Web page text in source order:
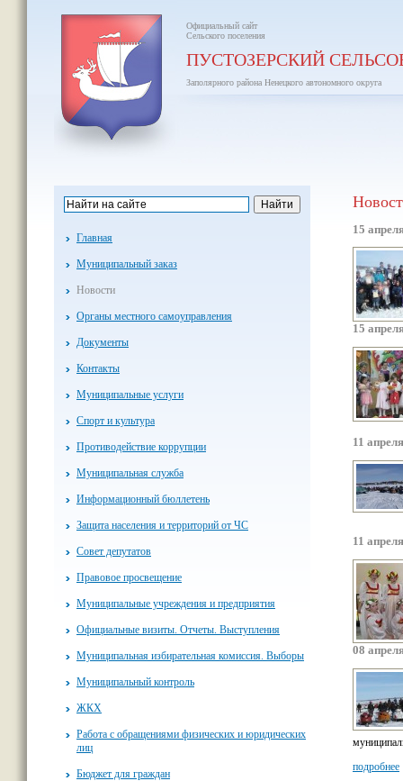
Официальный сайт
Сельского поселения
ПУСТОЗЕРСКИЙ
Заполярного района Ненецкого автономного округа
Главная
Муниципальный заказ
Новости
Органы местного самоуправления
Документы
Контакты
Муниципальные услуги
Спорт и культура
Противодействие коррупции
Муниципальная служба
Информационный бюллетень
Защита населения и территорий от ЧС
Совет депутатов
Правовое просвещение
Муниципальные учреждения и предприятия
Официальные визиты. Отчеты. Выступления
Муниципальная избирательная комиссия. Выборы
Муниципальный контроль
ЖКХ
Работа с обращениями физических и юридических
лиц
Бюджет для граждан
15
15
11
11
08
подробнее